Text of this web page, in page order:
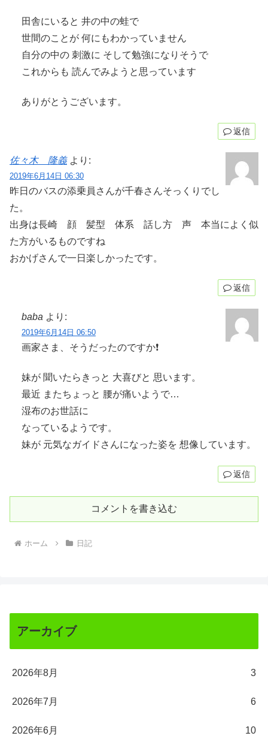
田舎にいると 井の中の蛙で
世間のことが 何にもわかっていません
自分の中の 刺激に そして勉強になりそうで
これからも 読んでみようと思っています
ありがとうございます。
返信
佐々木 隆義 より:
2019年6月14日 06:30
昨日のバスの添乗員さんが千春さんそっくりでし
た。
出身は長崎 顔 髪型 体系 話し方 声 本当によく似
た方がいるものですね
おかげさんで一日楽しかったです。
返信
baba より:
2019年6月14日 06:50
画家さま、そうだったのですか❗️
妹が 聞いたらきっと 大喜びと 思います。
最近 またちょっと 腰が痛いようで…
湿布のお世話に
なっているようです。
妹が 元気なガイドさんになった姿を 想像しています。
返信
コメントを書き込む
ホーム 日記
アーカイブ
2026年8月 3
2026年7月 6
2026年6月 10